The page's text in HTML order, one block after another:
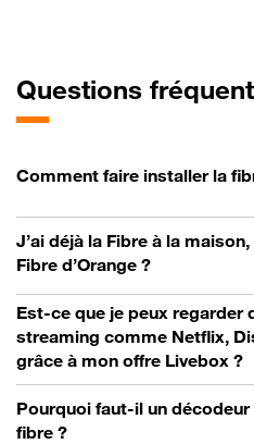
Questions
Comment faire installer la
J’ai déjà la Fibre à la
Fibre d’Orange ?
Est-ce que je peux regarder
streaming comme Netflix,
grâce à mon offre Livebox ?
Pourquoi faut-il un décodeur
fibre ?